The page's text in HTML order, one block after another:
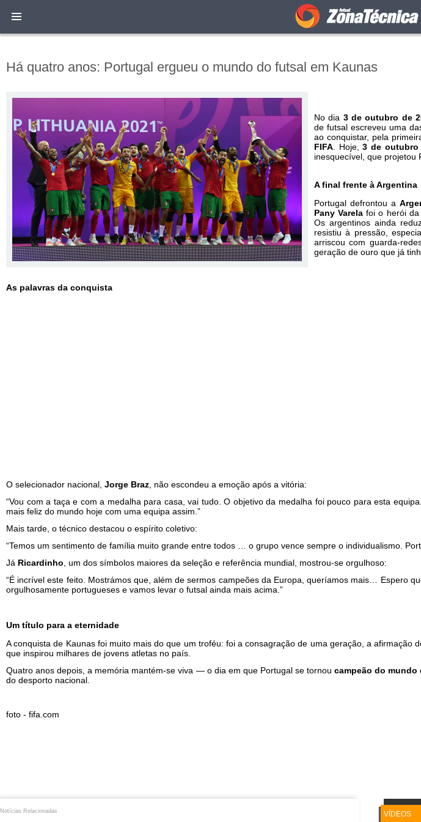
Há quatro anos: Portugal ergueu o mundo do futsal em Kaunas
No dia 3 de outubro de
de futsal escreveu uma
ao conquistar, pela
FIFA . Hoje,3 de outubro
inesquecível, que projetou
A final frente à Argentina
Portugal defrontou a
Pany Varela foi o herói da
Os argentinos ainda
resistiu à pressão,
arriscou com guarda-
geração de ouro que já
As palavras da conquista
O selecionador nacional, Jorge Braz , não escondeu a emoção após a vitória:
“Vou com a taça e com a medalha para casa, vai tudo. O objetivo da medalha foi pouco para esta
mais feliz do mundo hoje com uma equipa assim.”
Mais tarde, o técnico destacou o espírito coletivo:
“Temos um sentimento de família muito grande entre todos … o grupo vence sempre o individualismo.
Já Ricardinho , um dos símbolos maiores da seleção e referência mundial, mostrou-se orgulhoso:
“É incrível este feito. Mostrámos que, além de sermos campeões da Europa, queríamos mais… Espero
orgulhosamente portugueses e vamos levar o futsal ainda mais acima.”
Um título para a eternidade
A conquista de Kaunas foi muito mais do que um troféu: foi a consagração de uma geração, a afirmação
que inspirou milhares de jovens atletas no país.
Quatro anos depois, a memória mantém-se viva — o dia em que Portugal se tornoucampeão do mundo
do desporto nacional.
foto - fifa.com
Notícias Relacionadas VÍDEOS